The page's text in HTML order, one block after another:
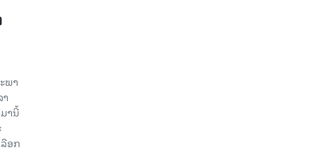
ພາ
ານີ້
ອກ